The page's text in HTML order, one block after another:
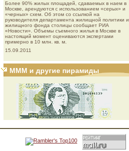
Более 90% жилых площадей, сдаваемых в наем в
Москве, арендуются с использованием «серых» и
«черных» схем. Об этом со ссылкой на
руководителя департамента жилищной политики и
жилищного фонда столицы сообщает РИА
«Новости». Объемы съемного жилья в Москве в
настоящий момент оцениваются экспертами
примерно в 10 млн. кв. м.
15.09.2011
МММ и другие пирамиды